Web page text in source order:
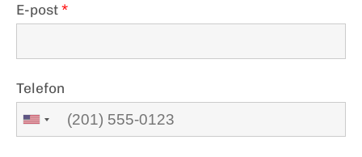
E-post *
Telefon